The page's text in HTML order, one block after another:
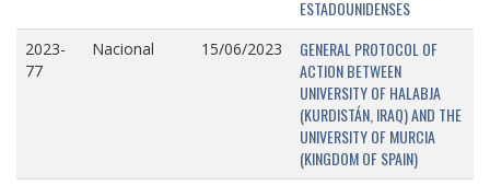
ESTADOUNIDENSES
2023-
77
Nacional 15/06/2023
GENERAL PROTOCOL OF
ACTION BETWEEN
UNIVERSITY OF HALABJA
(KURDISTÁN, IRAQ) AND THE
UNIVERSITY OF MURCIA
(KINGDOM OF SPAIN)